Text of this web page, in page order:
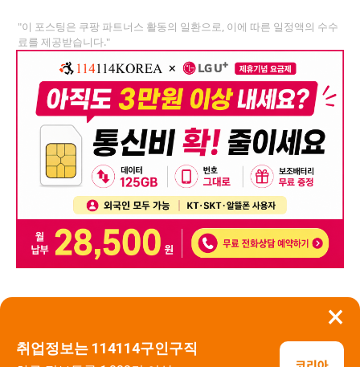
×
취업정보는 114114구인구직
"이 포스팅은 쿠팡 파트너스 활동의 일환으로, 이에 따른 일정액의 수수
료를 제공받습니다."